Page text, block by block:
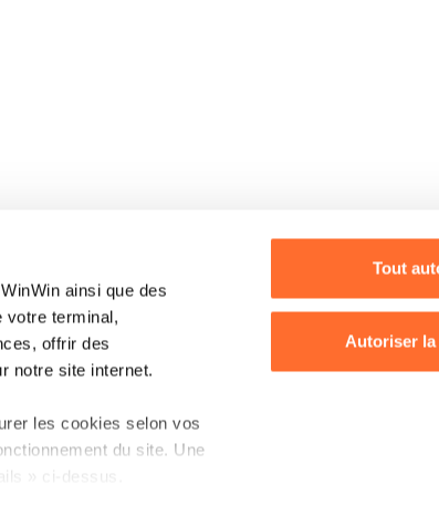
ainsi que des
votre terminal,
offrir des
notre site internet.
les cookies selon vos
du site. Une
» ci-dessus.
Tout
Autoriser